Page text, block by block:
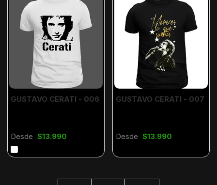
GUSTAVO CERATI - 006
Desde $13.990
GUSTAVO CERATI - 007
Desde $13.990